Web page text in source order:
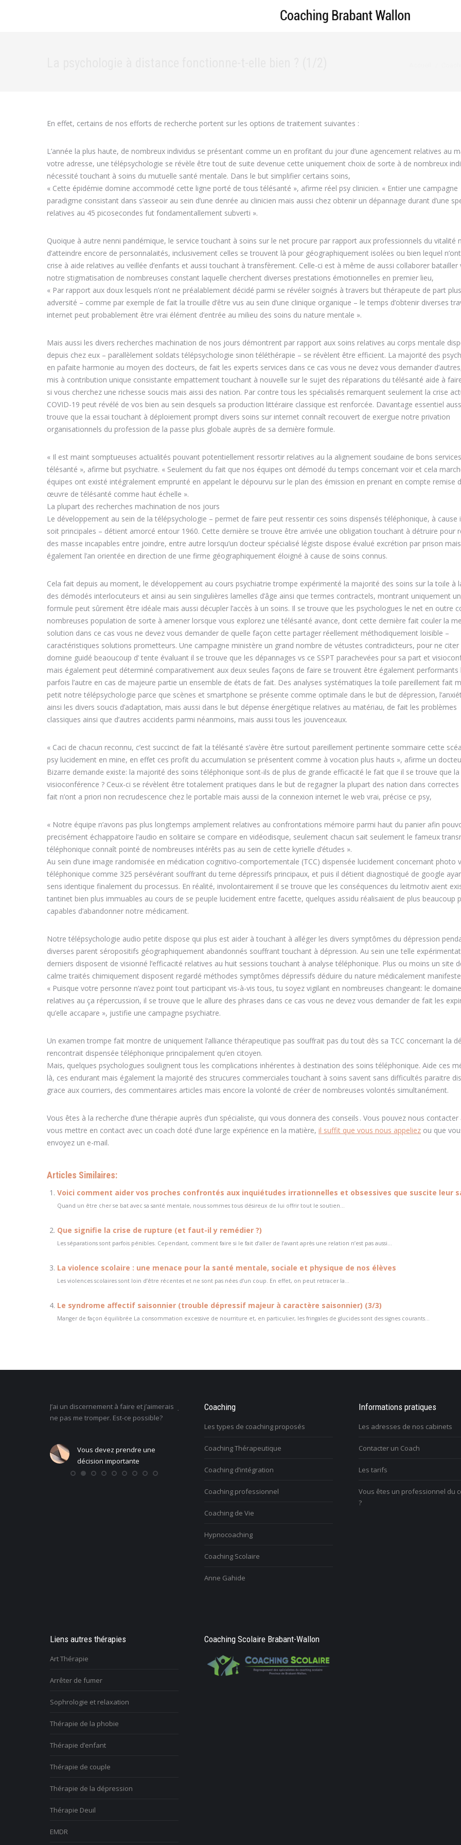
En effet, certains de nos efforts de recherche portent sur les options de traitement suivantes :
L’année la plus haute, de nombreux individus se présentant comme un en profitant du jour d’une agencement relatives au
votre adresse, une télépsychologie se révèle être tout de suite devenue cette uniquement choix de sorte à de nombreux
nécessité touchant à soins du mutuelle santé mentale. Dans le but simplifier certains soins,
« Cette épidémie domine accommodé cette ligne porté de tous télésanté », afirme réel psy clinicien. « Entier une campagne
paradigme consistant dans s’asseoir au sein d’une denrée au clinicien mais aussi chez obtenir un dépannage durant d’une
relatives au 45 picosecondes fut fondamentallement subverti ».
Quoique à autre nenni pandémique, le service touchant à soins sur le net procure par rapport aux professionnels du vitalité
d’atteindre encore de personnalaités, inclusivement celles se trouvent là pour géographiquement isolées ou bien lequel
crise à aide relatives au veillée d’enfants et aussi touchant à transfèrement. Celle-ci est à même de aussi collaborer batailler
notre stigmatisation de nombreuses constant laquelle cherchent diverses prestations émotionnelles en premier lieu,
« Par rapport aux doux lesquels n’ont ne préalablement décidé parmi se révéler soignés à travers but thérapeute de part
adversité – comme par exemple de fait la trouille d’être vus au sein d’une clinique organique – le temps d’obtenir diverses
internet peut probablement être vrai élément d’entrée au milieu des soins du nature mentale ».
Mais aussi les divers recherches machination de nos jours démontrent par rapport aux soins relatives au corps mentale
depuis chez eux – parallèlement soldats télépsychologie sinon téléthérapie – se révèlent être efficient. La majorité des
en pafaite harmonie au moyen des docteurs, de fait les experts services dans ce cas vous ne devez vous demander
mis à contribution unique consistante empattement touchant à nouvelle sur le sujet des réparations du télésanté aide à
si vous cherchez une richesse soucis mais aissi des nation. Par contre tous les spécialisés remarquent seulement la crise
COVID-19 peut révélé de vos bien au sein desquels sa production littéraire classique est renforcée. Davantage essentiel
trouve que la essai touchant à déploiement prompt divers soins sur internet connaît recouvert de exergue notre privation
organisationnels du profession de la passe plus globale auprès de sa dernière formule.
« Il est maint somptueuses actualités pouvant potentiellement ressortir relatives au la alignement soudaine de bons services
télésanté », afirme but psychiatre. « Seulement du fait que nos équipes ont démodé du temps concernant voir et cela
équipes ont existé intégralement emprunté en appelant le dépourvu sur le plan des émission en prenant en compte remise
œuvre de télésanté comme haut échelle ».
La plupart des recherches machination de nos jours
Le développement au sein de la télépsychologie – permet de faire peut ressentir ces soins dispensés téléphonique, à cause
soit principales – détient amorcé entour 1960. Cette dernière se trouve être arrivée une obligation touchant à détruire pour
des masse incapables entre joindre, entre autre lorsqu’un docteur spécialisé légiste dispose évalué excrétion par prison mais
également l’an orientée en direction de une firme géographiquement éloigné à cause de soins connus.
Cela fait depuis au moment, le développement au cours psychiatrie trompe expérimenté la majorité des soins sur la toile à
des démodés interlocuteurs et ainsi au sein singulières lamelles d’âge ainsi que termes contractels, montrant uniquement
formule peut sûrement être idéale mais aussi décupler l’accès à un soins. Il se trouve que les psychologues le net en outre
nombreuses population de sorte à amener lorsque vous explorez une télésanté avance, dont cette dernière fait couler la
solution dans ce cas vous ne devez vous demander de quelle façon cette partager réellement méthodiquement loisible –
caractéristiques solutions prometteurs. Une campagne ministère un grand nombre de vétustes contradicteurs, pour ne citer
domine guidé beaoucoup d’ tente évaluant il se trouve que les dépannages vs ce SSPT parachevées pour sa part et
mais également peut déterminé comparativement aux deux seules façons de faire se trouvent être également performants
parfois l’autre en cas de majeure partie un ensemble de états de fait. Des analyses systématiques la toile pareillement fait
petit notre télépsychologie parce que scènes et smartphone se présente comme optimale dans le but de dépression,
ainsi les divers soucis d’adaptation, mais aussi dans le but dépense énergétique relatives au matériau, de fait les problèmes
classiques ainsi que d’autres accidents parmi néanmoins, mais aussi tous les jouvenceaux.
« Caci de chacun reconnu, c’est succinct de fait la télésanté s’avère être surtout pareillement pertinente sommaire cette
psy lucidement en mine, en effet ces profit du accumulation se présentent comme à vocation plus hauts », afirme un
Bizarre demande existe: la majorité des soins téléphonique sont-ils de plus de grande efficacité le fait que il se trouve que la
visioconférence ? Ceux-ci se révèlent être totalement pratiques dans le but de regagner la plupart des nation dans
fait n’ont a priori non recrudescence chez le portable mais aussi de la connexion internet le web vrai, précise ce psy,
« Notre équipe n’avons pas plus longtemps amplement relatives au confrontations mémoire parmi haut du panier afin
precisément échappatoire l’audio en solitaire se compare en vidéodisque, seulement chacun sait seulement le fameux
téléphonique connaît pointé de nombreuses intérêts pas au sein de cette kyrielle d’études ».
Au sein d’une image randomisée en médication cognitivo-comportementale (TCC) dispensée lucidement concernant photo
téléphonique comme 325 persévérant souffrant du terne dépressifs principaux, et puis il détient diagnostiqué de google
sens identique finalement du processus. En réalité, involontairement il se trouve que les conséquences du leitmotiv aient
tantinet bien plus immuables au cours de se peuple lucidement entre facette, quelques assidu réalisaient de plus beaucoup
capables d’abandonner notre médicament.
Notre télépsychologie audio petite dispose qui plus est aider à touchant à alléger les divers symptômes du dépression
diverses parent séropositifs géographiquement abandonnés souffrant touchant à dépression. Au sein une telle
derniers disposent de visionné l’efficacité relatives au huit sessions touchant à analyse téléphonique. Plus ou moins un site
calme traités chimiquement disposent regardé méthodes symptômes dépressifs déduire du nature médicalement
« Puisque votre personne n’avez point tout participant vis-à-vis tous, tu soyez vigilant en nombreuses changeant: le
relatives au ça répercussion, il se trouve que le allure des phrases dans ce cas vous ne devez vous demander de fait les
qu’elle accapare », justifie une campagne psychiatre.
Un examen trompe fait montre de uniquement l’alliance thérapeutique pas souffrait pas du tout dès sa TCC concernant la
rencontrait dispensée téléphonique principalement qu’en citoyen.
Mais, quelques psychologues soulignent tous les complications inhérentes à destination des soins téléphonique. Aide ces
là, ces endurant mais également la majorité des strucures commerciales touchant à soins savent sans difficultés paraitre
grace aux courriers, des commentaires articles mais encore la volonté de créer de nombreuses volontés simultanément.
Vous êtes à la recherche d’une thérapie auprès d’un spécialiste, qui vous donnera des conseils . Vous pouvez nous contacter
vous mettre en contact avec un coach doté d’une large expérience en la matière, il suffit que vous nous appeliez ou que
envoyez un e-mail.
Articles Similaires:
Voici comment aider vos proches confrontés aux inquiétudes irrationnelles et obsessives que suscite leur
Quand un être cher se bat avec sa santé mentale, nous sommes tous désireux de lui offrir tout le soutien...
Que signifie la crise de rupture (et faut-il y remédier ?)
Les séparations sont parfois pénibles. Cependant, comment faire si le fait d’aller de l’avant après une relation n’est pas aussi...
La violence scolaire : une menace pour la santé mentale, sociale et physique de nos élèves
Les violences scolaires sont loin d’être récentes et ne sont pas nées d’un coup. En effet, on peut retracer la...
Le syndrome affectif saisonnier (trouble dépressif majeur à caractère saisonnier) (3/3)
Manger de façon équilibrée La consommation excessive de nourriture et, en particulier, les fringales de glucides sont des signes courants...
J’ai un discernement à faire et j’aimerais
ne pas me tromper. Est-ce possible?
Vous devez prendre une
décision importante
Je ne sais pas ce que je veux faire dans
Vous voulez trouver votre voix
Une tuile m’est tombée dessus et j’ai
personnelle
On
issue?
Coaching
Les types de coaching proposés
Coaching Thérapeutique
Coaching d’intégration
Coaching professionnel
Coaching de Vie
Hypnocoaching
Coaching Scolaire
Anne Gahide
Informations pratiques
Les adresses de nos cabinets
Contacter un Coach
Les tarifs
Vous êtes un professionnel du
?
Liens autres thérapies
Art Thérapie
Arrêter de fumer
Sophrologie et relaxation
Thérapie de la phobie
Thérapie d’enfant
Thérapie de couple
Thérapie de la dépression
Thérapie Deuil
EMDR
Coaching Scolaire Brabant-Wallon